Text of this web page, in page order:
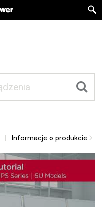
Informacje o produkcie